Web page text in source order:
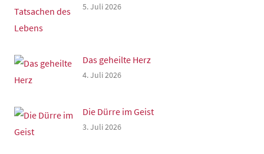
5. Juli 2026
Das geheilte Herz
4. Juli 2026
Die Dürre im Geist
3. Juli 2026